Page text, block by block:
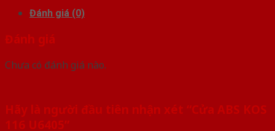
Đánh giá (0)
Đánh giá
Chưa có đánh giá nào.
Hãy là người đầu tiên nhận xét “Cửa ABS KOS
116 U6405”